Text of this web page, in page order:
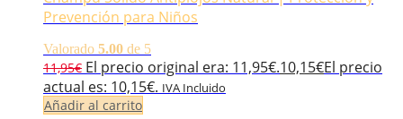
Prevención para Niños
Valorado 5.00 de 5
11,95€ El precio original era: 11,95€.10,15€El precio
actual es: 10,15€. IVA Incluido
Añadir al carrito